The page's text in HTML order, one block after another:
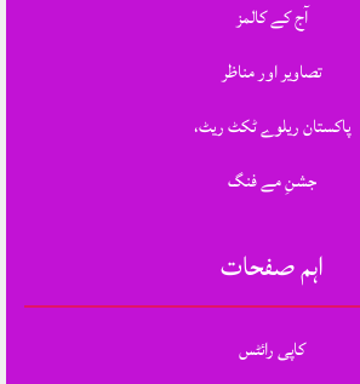
آج کے کالمز
تصاویر اور مناظر
پاکستان ریلوے ٹکٹ ریٹ،
جشنِ مے فنگ
اہم صفحات
کاپی رائٹس